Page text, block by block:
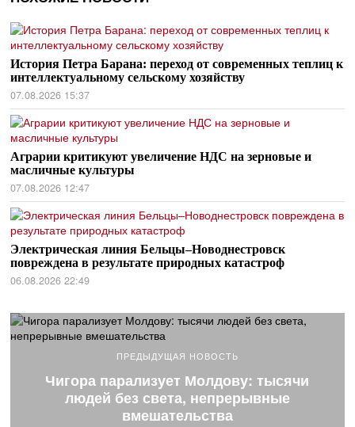
История Петра Барана: переход от современных теплиц к
интеллектуальному сельскому хозяйству
07.08.2026 15:37
Аграрии критикуют увеличение НДС на зерновые и
масличные культуры
07.08.2026 12:47
Электрическая линия Бельцы–Новоднестровск
повреждена в результате природных катастроф
06.08.2026 22:49
ПРЕДЫДУЩАЯ НОВОСТЬ
Чигора парализует Молдову: тысячи
людей без света, непрерывные
вмешательства